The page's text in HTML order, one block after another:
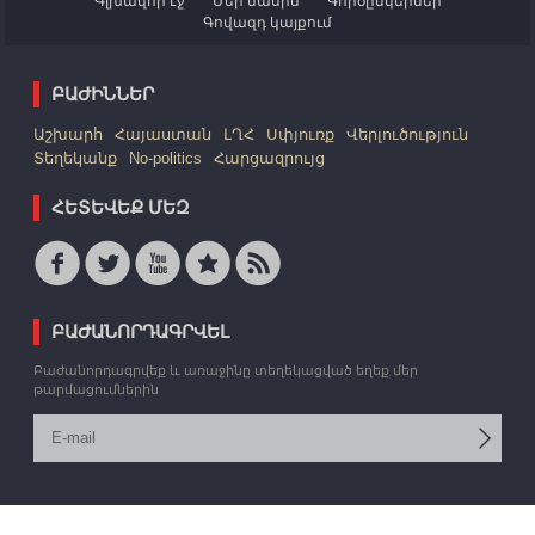
Գովազդ կայքում
ԲԱԺԻՆՆԵՐ
Աշխարհ Հայաստան ԼՂՀ Սփյուռք
Վերլուծություն
Տեղեկանք
No-politics Հարցազրույց
ՀԵՏԵՎԵՔ ՄԵԶ
ԲԱԺԱՆՈՐԴԱԳՐՎԵԼ
Բաժանորդագրվեք և առաջինը տեղեկացված եղեք մեր
թարմացումներին